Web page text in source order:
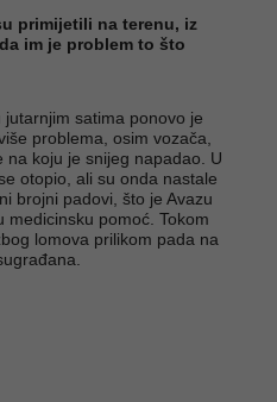
primijetili na terenu, iz
im je problem to što
satima ponovo je
problema, osim vozača,
na koju je snijeg napadao. U
otopio, ali su onda nastale
brojni padovi, što je Avazu
medicinsku pomoć. Tokom
lomova prilikom pada na